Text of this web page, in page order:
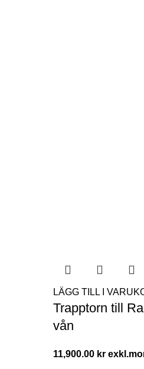
LÄGG TILL I
Trapptorn till
vån
11,900.00 kr